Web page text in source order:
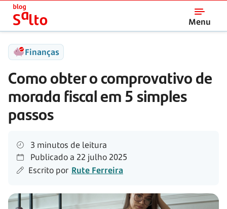
Menu
Salto
Finanças
Como obter o comprovativo de
morada fiscal em 5 simples
passos
3 minutos de leitura
Publicado a 22 julho 2025
Escrito por Rute Ferreira